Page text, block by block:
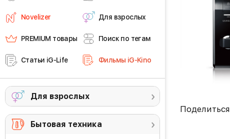
Novelizer Для взрослых
PREMIUM товары Поиск по тегам
Статьи iG-Life Фильмы iG-Kino
Для взрослых
Бытовая техника
Поделиться